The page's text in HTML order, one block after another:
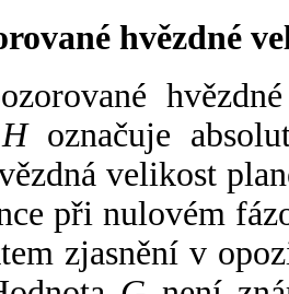
hvězdné
Hoznačuje
velikost
při nulovém
zjasnění v